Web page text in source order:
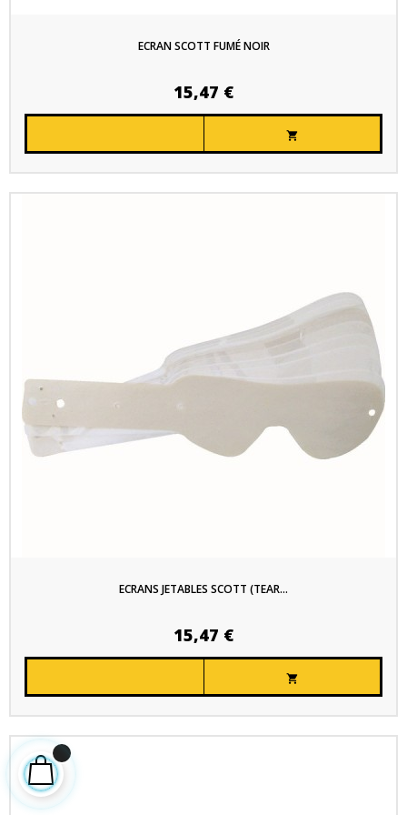
ECRAN SCOTT FUMÉ NOIR
15,47 €

ECRANS JETABLES SCOTT (TEAR...
15,47 €
